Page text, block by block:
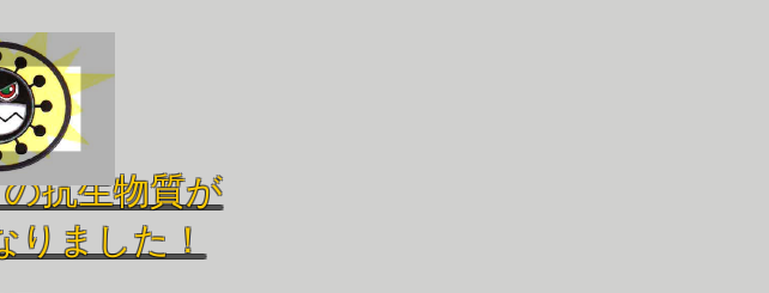
抗生物質が
りました！